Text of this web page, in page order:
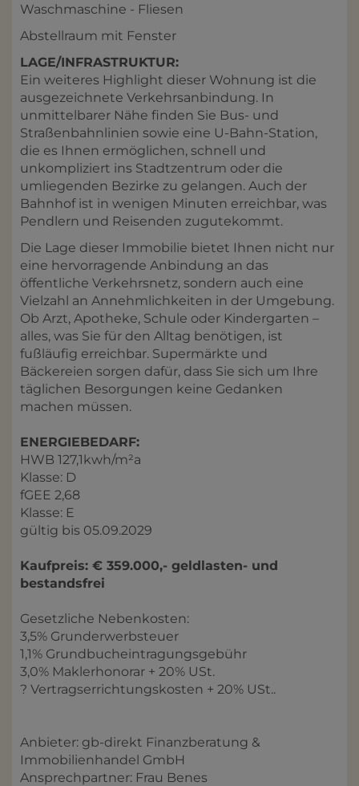
Waschmaschine - Fliesen
Abstellraum mit Fenster
LAGE/INFRASTRUKTUR:
Ein weiteres Highlight dieser Wohnung ist die
ausgezeichnete Verkehrsanbindung. In
unmittelbarer Nähe finden Sie Bus- und
Straßenbahnlinien sowie eine U-Bahn-Station,
die es Ihnen ermöglichen, schnell und
unkompliziert ins Stadtzentrum oder die
umliegenden Bezirke zu gelangen. Auch der
Bahnhof ist in wenigen Minuten erreichbar, was
Pendlern und Reisenden zugutekommt.
Die Lage dieser Immobilie bietet Ihnen nicht nur
eine hervorragende Anbindung an das
öffentliche Verkehrsnetz, sondern auch eine
Vielzahl an Annehmlichkeiten in der Umgebung.
Ob Arzt, Apotheke, Schule oder Kindergarten –
alles, was Sie für den Alltag benötigen, ist
fußläufig erreichbar. Supermärkte und
Bäckereien sorgen dafür, dass Sie sich um Ihre
täglichen Besorgungen keine Gedanken
machen müssen.
ENERGIEBEDARF:
HWB 127,1kwh/m²a
Klasse: D
fGEE 2,68
Klasse: E
gültig bis 05.09.2029
Kaufpreis: € 359.000,- geldlasten- und
bestandsfrei
Gesetzliche Nebenkosten:
3,5% Grunderwerbsteuer
1,1% Grundbucheintragungsgebühr
3,0% Maklerhonorar + 20% USt.
? Vertragserrichtungskosten + 20% USt..
Anbieter: gb-direkt Finanzberatung &
Immobilienhandel GmbH
Ansprechpartner: Frau Benes